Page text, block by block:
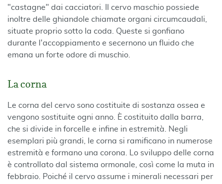
"castagne" dai cacciatori. Il cervo maschio possiede
inoltre delle ghiandole chiamate organi circumcaudali,
situate proprio sotto la coda. Queste si gonfiano
durante l'accoppiamento e secernono un fluido che
emana un forte odore di muschio.
La corna
Le corna del cervo sono costituite di sostanza ossea e
vengono sostituite ogni anno. È costituito dalla barra,
che si divide in forcelle e infine in estremità. Negli
esemplari più grandi, le corna si ramificano in numerose
estremità e formano una corona. Lo sviluppo delle corna
è controllato dal sistema ormonale, così come la muta in
febbraio. Poiché il cervo assume i minerali necessari per